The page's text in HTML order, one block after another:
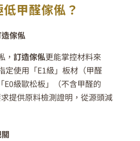
甲醛傢俬？
傢俬
，訂造傢俬更能掌控材料來
定使用「E1級」板材（甲醛
級歐松板」（不含甲醛的
提供原料檢測證明，從源頭減